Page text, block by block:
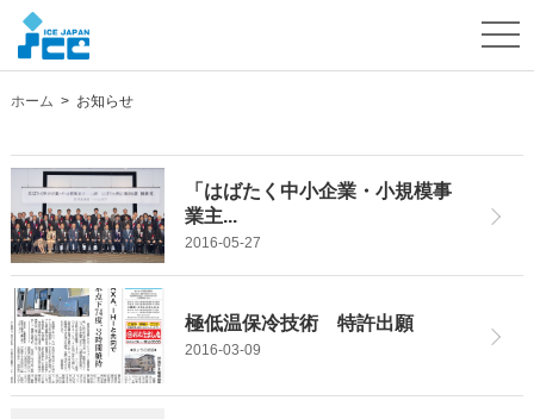
ホーム > お知らせ
「はばたく中小企業・小規模事
業主...
2016-05-27
極低温保冷技術 特許出願
2016-03-09